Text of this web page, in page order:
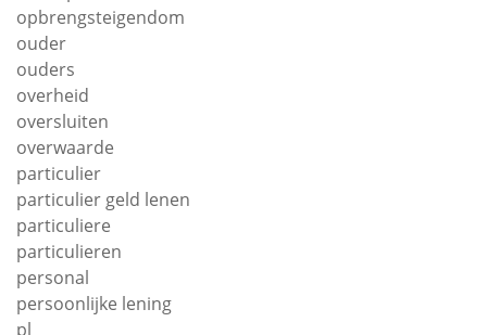
opbrengsteigendom
ouder
ouders
overheid
oversluiten
overwaarde
particulier
particulier geld lenen
particuliere
particulieren
personal
persoonlijke lening
pl